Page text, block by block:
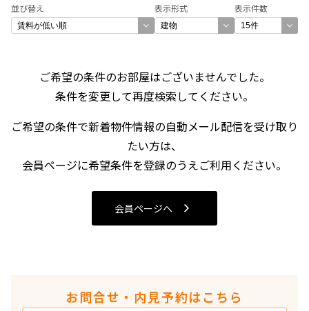
並び替え 表示形式 表示件数
管理費/共益費含む
礼金なし
敷金なし
1R〜1K
1DK〜1LDK
3LDK
4LDK〜
ご希望の条件のお部屋はございませんでした。
条件を変更して再度検索してください。
ご希望の条件で新着物件情報の自動メール配信を受け取り
たい方は、
会員ページに希望条件を登録のうえご利用ください。
会員ページへ
お問合せ・内見予約はこちら